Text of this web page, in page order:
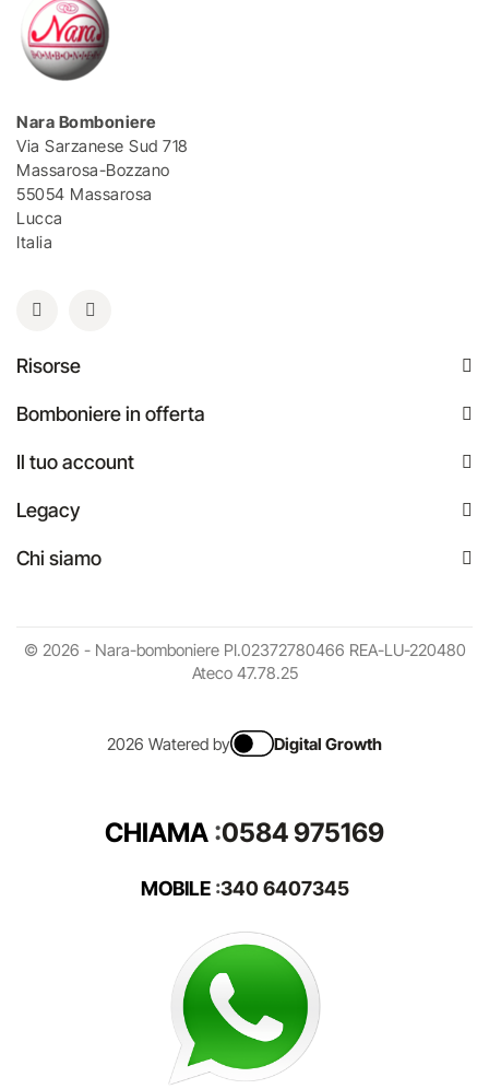
Nara Bomboniere
Via Sarzanese Sud 718
Massarosa-Bozzano
55054 Massarosa
Lucca
Italia
Risorse
Bomboniere in offerta
Il tuo account
Legacy
Chi siamo
© 2026 - Nara-bomboniere PI.02372780466 REA-LU-220480
Ateco 47.78.25
2026 Watered by Digital Growth
CHIAMA :0584 975169
MOBILE:340 6407345